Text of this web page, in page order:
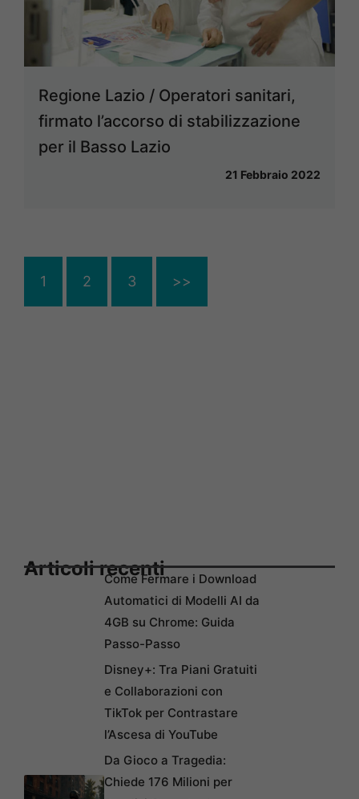
Regione Lazio / Operatori sanitari,
firmato l’accorso di stabilizzazione
per il Basso Lazio
21 Febbraio 2022
1 2 3 >>
Articoli recentiCome Fermare i Download
Automatici di Modelli AI da
4GB su Chrome: Guida
Passo-Passo
Disney+: Tra Piani Gratuiti
e Collaborazioni con
TikTok per Contrastare
l’Ascesa di YouTube
Da Gioco a Tragedia:
Chiede 176 Milioni per